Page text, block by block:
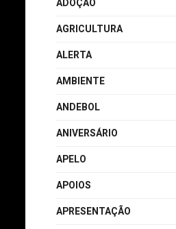
AGRICULTURA
ALERTA
AMBIENTE
ANDEBOL
ANIVERSÁRIO
APELO
APOIOS
APRESENTAÇÃO